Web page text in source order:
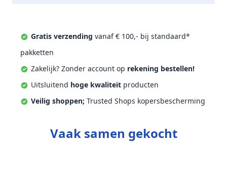
Gratis verzending vanaf € 100,- bij standaard*
pakketten
Zakelijk? Zonder account op rekening bestellen!
Uitsluitend hoge kwaliteit producten
Veilig shoppen; Trusted Shops kopersbescherming
Vaak samen gekocht